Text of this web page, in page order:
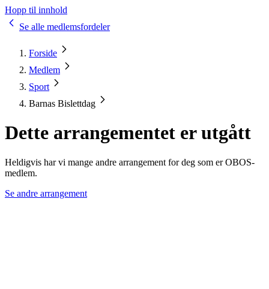
Hopp til innhold
Se alle medlemsfordeler
Forside
Medlem
Sport
Barnas Bislettdag
Dette arrangementet er utgått
Heldigvis har vi mange andre arrangement for deg som er OBOS-
medlem.
Se andre arrangement